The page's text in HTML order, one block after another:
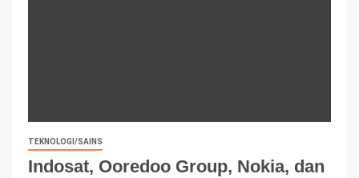
TEKNOLOGI/SAINS
Indosat, Ooredoo Group, Nokia, dan